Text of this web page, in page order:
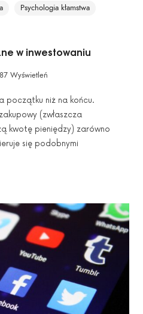
Psychologia kłamstwa
w inwestowaniu
Wyświetleń
początku niż na końcu.
(zwłaszcza
kwotę pieniędzy) zarówno
się podobnymi